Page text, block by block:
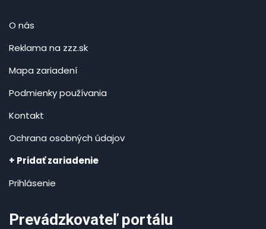
O nás
Reklama na zzz.sk
Mapa zariadení
Podmienky používania
Kontakt
Ochrana osobných údajov
+ Pridať zariadenie
Prihlásenie
Prevádzkovateľ portálu